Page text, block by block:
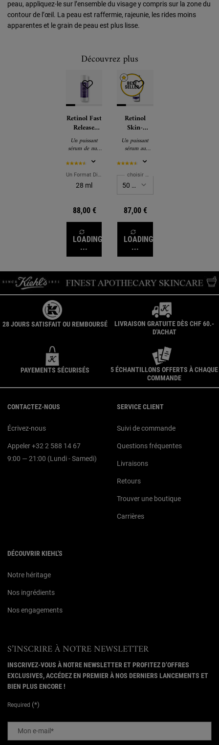
peau, appliquez-le sur l’ensemble du visage y compris sur la zone du
contour de l’œil. La peau est raffermie, rajeunie, les rides moins
apparentes et le grain de peau est plus lisse.
Découvrez plus
Retinol Fast
Release
Wrinkle-
Reducing
Serum -
Sérum de
Nuit
Un puissant
sérum de nuit
rétinol
concentré à
0,3% qui
stimule le
réduire
rides marquées.
Un Format Disponible
28 ml
88,00 €
LOADING
...
Retinol
Skin-
Renewing
Daily
Serum -
Sérum anti-
rides
Un puissant
sérum au
dosé adapté
aux peaux
sensibles qui
raffermit
visiblement la
l'apparence des
peau.
choisir un format
87,00 €
LOADING
...
28 JOURS SATISFAIT OU REMBOURSÉ
LIVRAISON GRATUITE DÈS CHF 60.-
D'ACHAT
PAYEMENTS SÉCURISÉS
5 ÉCHANTILLONS OFFERTS À CHAQUE
COMMANDE
CONTACTEZ-NOUS
Écrivez-nous
Appeler +32 2 588 14 67
9:00 — 21:00 (Lundi - Samedi)
SERVICE CLIENT
Suivi de commande
Questions fréquentes
Livraisons
Retours
Trouver une boutique
Carrières
DÉCOUVRIR KIEHL'S
Notre héritage
Nos ingrédients
Nos engagements
S’INSCRIRE À NOTRE NEWSLETTER
INSCRIVEZ-VOUS À NOTRE NEWSLETTER ET PROFITEZ D’OFFRES
EXCLUSIVES, ACCÉDEZ EN PREMIER À NOS DERNIERS LANCEMENTS ET
BIEN PLUS ENCORE !
Required (*)
Mon e-mail*